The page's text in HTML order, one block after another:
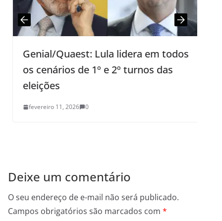
Genial/Quaest: Lula lidera em todos
os cenários de 1º e 2º turnos das
eleições
fevereiro 11, 2026 0
Deixe um comentário
O seu endereço de e-mail não será publicado.
Campos obrigatórios são marcados com *